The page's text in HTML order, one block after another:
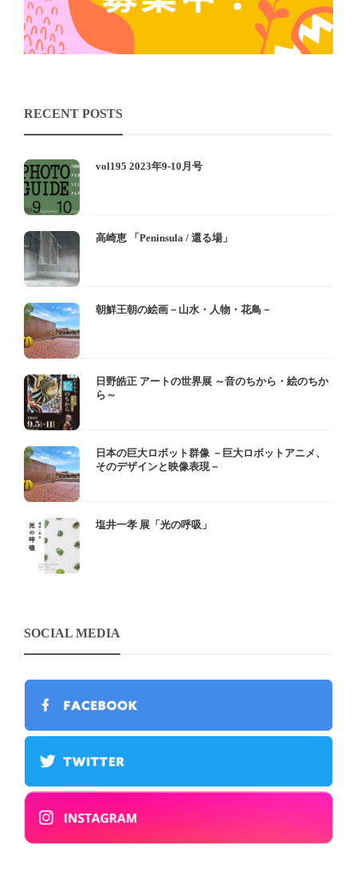
RECENT POSTS
vol195 2023年9-10月号
高崎恵 「Peninsula / 還る場」
朝鮮王朝の絵画－山水・人物・花鳥－
日野皓正 アートの世界展 ～音のちから・絵のちか
ら～
日本の巨大ロボット群像 －巨大ロボットアニメ、
そのデザインと映像表現－
塩井一孝 展「光の呼吸」
SOCIAL MEDIA